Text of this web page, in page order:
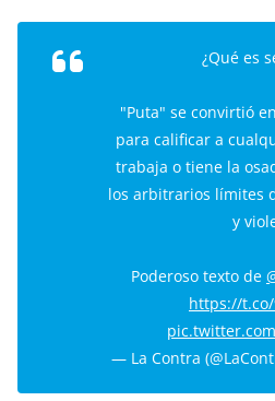
¿Qué es
"Puta" se convirtió
para calificar a
trabaja o tiene la
los arbitrarios límites
y
Poderoso texto de
https://t.co/
— La Contra